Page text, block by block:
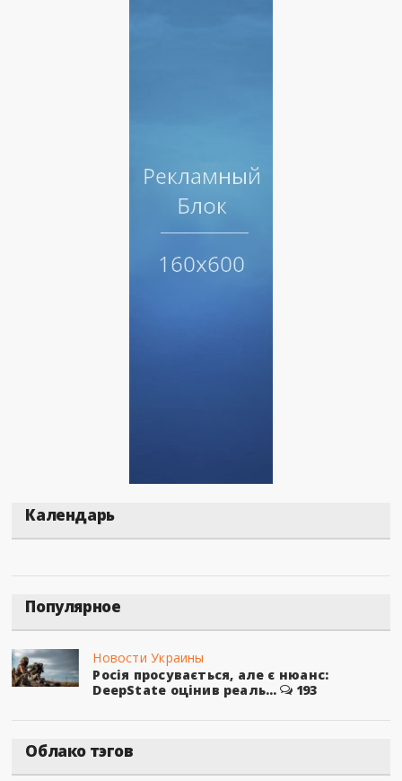
Календарь
Популярное
Новости Украины
Росія просувається, але є нюанс:
DeepState оцінив реаль...
193
Облако тэгов